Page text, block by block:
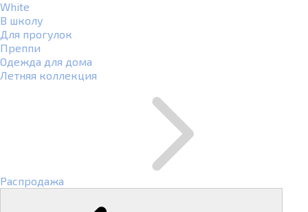
White
В школу
Для прогулок
Преппи
Одежда для дома
Летняя коллекция
Распродажа